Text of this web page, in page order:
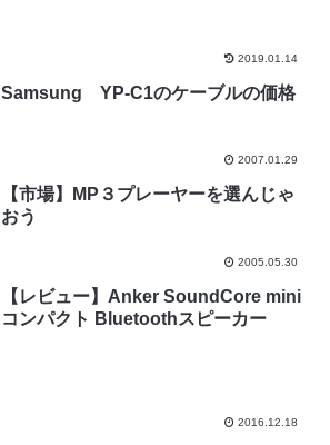
2019.01.14
Samsung YP-C1のケーブルの価格
2007.01.29
【市場】MP３プレーヤーを選んじゃ
おう
2005.05.30
【レビュー】Anker SoundCore mini
コンパクト Bluetoothスピーカー
2016.12.18